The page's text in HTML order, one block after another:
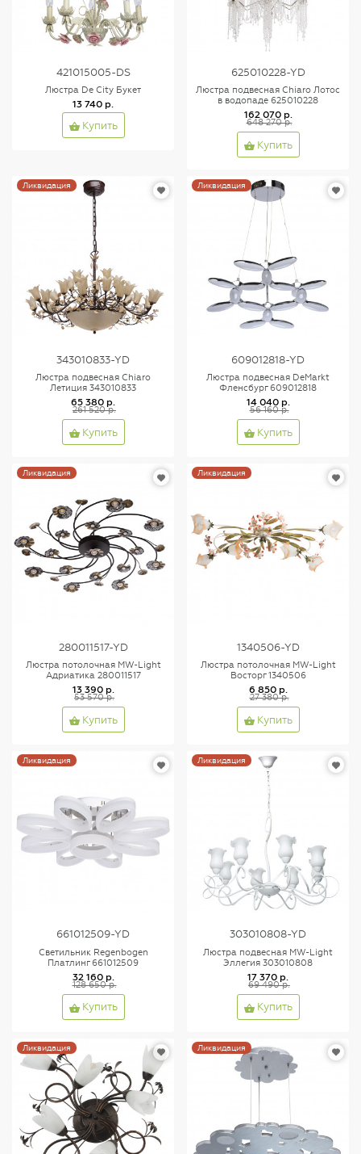
421015005-DS
Люстра De City Букет
13 740 р.
Купить
625010228-YD
Люстра подвесная Chiaro Лотос
в водопаде 625010228
162 070 р.
648 270 р.
Купить
Ликвидация
343010833-YD
Люстра подвесная Chiaro
Летиция 343010833
65 380 р.
261 520 р.
Купить
Ликвидация
609012818-YD
Люстра подвесная DeMarkt
Фленсбург 609012818
14 040 р.
56 160 р.
Купить
Ликвидация
280011517-YD
Люстра потолочная MW-Light
Адриатика 280011517
13 390 р.
53 570 р.
Купить
Ликвидация
1340506-YD
Люстра потолочная MW-Light
Восторг 1340506
6 850 р.
27 380 р.
Купить
Ликвидация
661012509-YD
Светильник Regenbogen
Платлинг 661012509
32 160 р.
128 650 р.
Купить
Ликвидация
303010808-YD
Люстра подвесная MW-Light
Эллегия 303010808
17 370 р.
69 490 р.
Купить
Ликвидация Ликвидация